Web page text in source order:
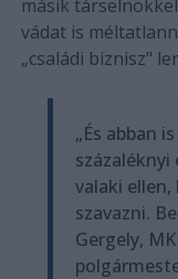
másik
vádat is
„családi biznisz"
„És abban
százaléknyi
valaki
szavazni.
Gergely,